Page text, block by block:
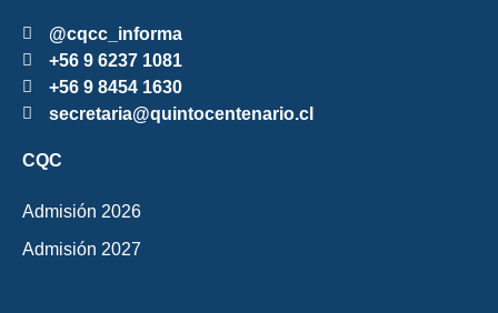
@cqcc_informa
+56 9 6237 1081
+56 9 8454 1630
secretaria@quintocentenario.cl
CQC
Admisión 2026
Admisión 2027